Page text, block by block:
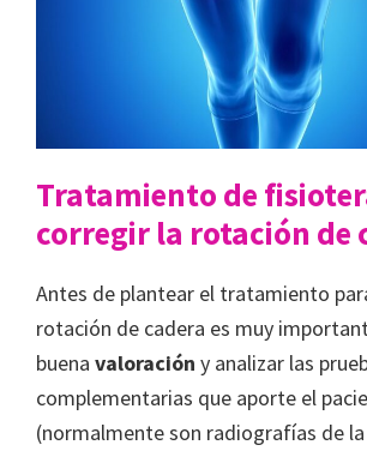
Tratamiento de
corregir la rotación de
Antes de plantear el tratamiento
rotación de cadera es muy
buena valoración y analizar las
complementarias que aporte el
(normalmente son radiografías de